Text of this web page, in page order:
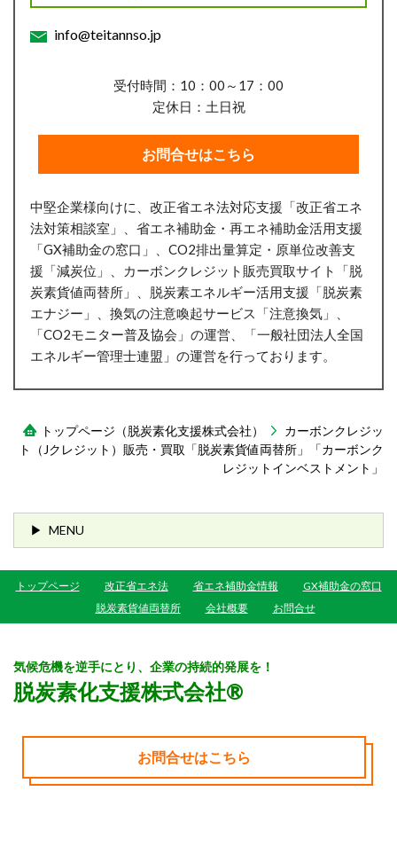
info@teitannso.jp
受付時間：10：00～17：00
定休日：土日祝
お問合せはこちら
中堅企業様向けに、改正省エネ法対応支援「改正省エネ
法対策相談室」、省エネ補助金・再エネ補助金活用支援
「GX補助金の窓口」、CO2排出量算定・原単位改善支
援「減炭位」、
カーボンクレジット販売買取サイト「脱
炭素貨値両替所」、 脱炭素エネルギー活用支援「脱炭素
エナジー」、換気の注意喚起サービス「注意換気」、
「CO2モニター普及協会」の運営、「一般社団法人全国
エネルギー管理士連盟」の運営を行っております。
トップページ（脱炭素化支援株式会社）
カーボンクレジッ
ト（Jクレジット）販売・買取「脱炭素貨値両替所」「カーボンク
レジットインベストメント」
MENU
トップページ 改正省エネ法 省エネ補助金情報
GX補助金の窓口
脱炭素貨値両替所
会社概要 お問合せ
気候危機を逆手にとり、企業の持続的発展を！
脱炭素化支援株式会社®
お問合せはこちら